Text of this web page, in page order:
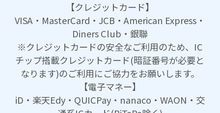
【クレジットカード】
VISA・MasterCard・JCB・American Express・
Diners Club・銀聯
※クレジットカードの安全なご利用のため、IC
チップ搭載クレジットカード(暗証番号が必要と
なります)のご利用にご協力をお願いします。
【電子マネー】
iD・楽天Edy・QUICPay・nanaco・WAON・交